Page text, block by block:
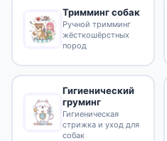
Тримминг собак
Ручной тримминг
жёсткошёрстных
пород
Гигиенический
груминг
Гигиеническая
стрижка и уход для
собак